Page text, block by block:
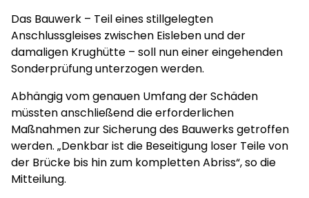
Das Bauwerk – Teil eines stillgelegten
Anschlussgleises zwischen Eisleben und der
damaligen Krughütte – soll nun einer eingehenden
Sonderprüfung unterzogen werden.
Abhängig vom genauen Umfang der Schäden
müssten anschließend die erforderlichen
Maßnahmen zur Sicherung des Bauwerks getroffen
werden. „Denkbar ist die Beseitigung loser Teile von
der Brücke bis hin zum kompletten Abriss“, so die
Mitteilung.